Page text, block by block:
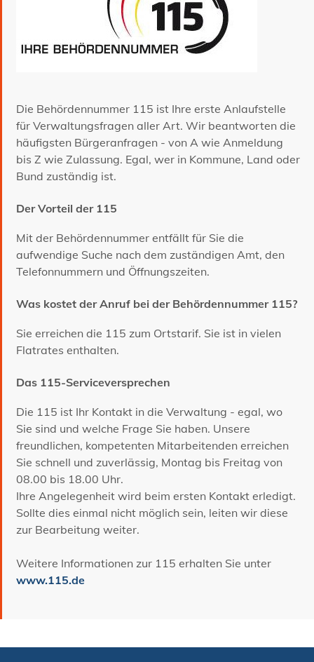
Die Behördennummer 115 ist Ihre erste Anlaufstelle
für Verwaltungsfragen aller Art. Wir beantworten die
häufigsten Bürgeranfragen - von A wie Anmeldung
bis Z wie Zulassung. Egal, wer in Kommune, Land oder
Bund zuständig ist.
Der Vorteil der 115
Mit der Behördennummer entfällt für Sie die
aufwendige Suche nach dem zuständigen Amt, den
Telefonnummern und Öffnungszeiten.
Was kostet der Anruf bei der Behördennummer 115?
Sie erreichen die 115 zum Ortstarif. Sie ist in vielen
Flatrates enthalten.
Das 115-Serviceversprechen
Die 115 ist Ihr Kontakt in die Verwaltung - egal, wo
Sie sind und welche Frage Sie haben. Unsere
freundlichen, kompetenten Mitarbeitenden erreichen
Sie schnell und zuverlässig, Montag bis Freitag von
08.00 bis 18.00 Uhr.
Ihre Angelegenheit wird beim ersten Kontakt erledigt.
Sollte dies einmal nicht möglich sein, leiten wir diese
zur Bearbeitung weiter.
Weitere Informationen zur 115 erhalten Sie unter
www.115.de